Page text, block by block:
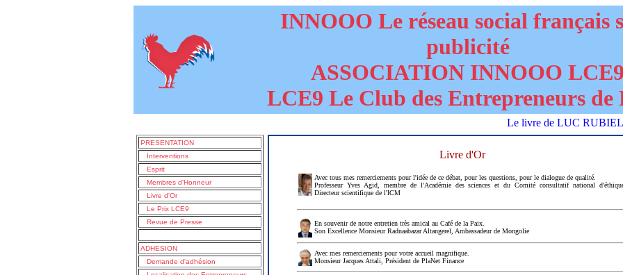
INNOOO Le réseau social français
publicité
ASSOCIATION INNOOO LCE9
LCE9 Le Club des Entrepreneurs de
Le livre de LUC RUBIELLO
PRESENTATION
Interventions
Esprit
Membres d'Honneur
Livre d'Or
Le Prix LCE9
Revue de Presse
ADHESION
Demande d'adhésion
Livre d'Or
Avec tous mes remerciements pour l'idée de ce débat, pour les questions, pour le dialogue de qualité.
Professeur Yves Agid, membre de l'Académie des sciences et du Comité consultatif national
Directeur scientifique de l'ICM
En souvenir de notre entretien très amical au Café de la Paix.
Son Excellence Monsieur Radnaabazar Altangerel, Ambassadeur de Mongolie
Avec mes remerciements pour votre accueil magnifique.
Monsieur Jacques Attali, Président de PlaNet Finance